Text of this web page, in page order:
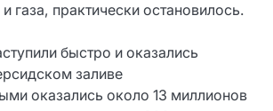
газа, практически остановилось.
быстро и оказались
заливе
оказались около 13 миллионов